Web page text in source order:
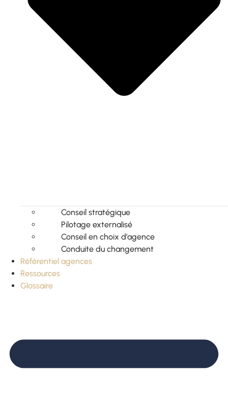
Conseil stratégique
Pilotage externalisé
Conseil en choix d’agence
Conduite du changement
Référentiel agences
Ressources
Glossaire